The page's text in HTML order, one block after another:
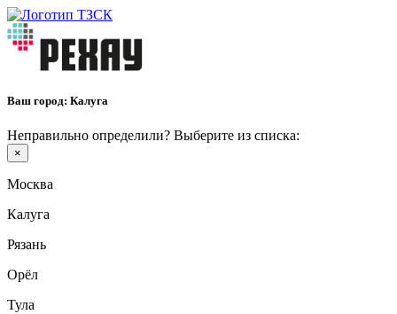
Ваш город: Калуга
Неправильно определили? Выберите из списка:
×
Москва
Калуга
Рязань
Орёл
Тула